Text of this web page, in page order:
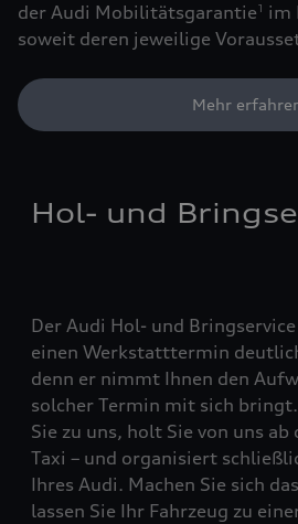
der Audi Mobilitätsgarantie1
im
soweit deren jeweilige
Mehr
Hol- und
Der Audi Hol- und
einen Werkstatttermin
denn er nimmt Ihnen den
solcher Termin mit sich
Sie zu uns, holt Sie von uns
Taxi – und organisiert
Ihres Audi. Machen Sie sich
lassen Sie Ihr Fahrzeug zu